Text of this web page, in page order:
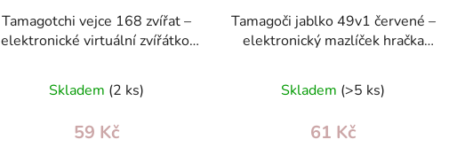
Tamagotchi vejce 168 zvířat –
elektronické virtuální zvířátko,
Skladem (2 ks)
59 Kč
Tamagoči jablko 49v1 červené –
elektronický mazlíček hračka
Skladem (>5 ks)
61 Kč